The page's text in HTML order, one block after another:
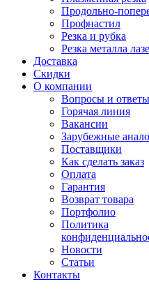
Продольно-
Профнастил
Резка и рубка
Резка металла
Доставка
Скидки
О компании
Вопросы и ответы
Горячая линия
Вакансии
Зарубежные
Поставщики
Как сделать заказ
Оплата
Гарантия
Возврат товара
Портфолио
Политика
Новости
Статьи
Контакты